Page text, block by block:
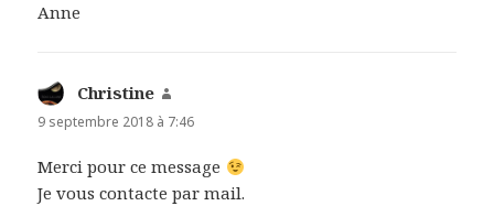
Anne
Christine
9 septembre 2018 à 7:46
Merci pour ce message
Je vous contacte par mail.